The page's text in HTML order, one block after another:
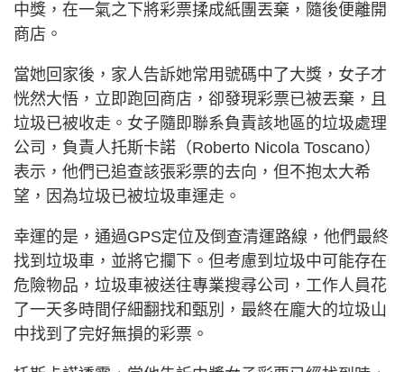
中獎，在一氣之下將彩票揉成紙團丟棄，隨後便離開
商店。
當她回家後，家人告訴她常用號碼中了大獎，女子才
恍然大悟，立即跑回商店，卻發現彩票已被丟棄，且
垃圾已被收走。女子隨即聯系負責該地區的垃圾處理
公司，負責人托斯卡諾（Roberto Nicola Toscano）
表示，他們已追查該張彩票的去向，但不抱太大希
望，因為垃圾已被垃圾車運走。
幸運的是，通過GPS定位及倒查清運路線，他們最終
找到垃圾車，並將它攔下。但考慮到垃圾中可能存在
危險物品，垃圾車被送往專業搜尋公司，工作人員花
了一天多時間仔細翻找和甄別，最終在龐大的垃圾山
中找到了完好無損的彩票。